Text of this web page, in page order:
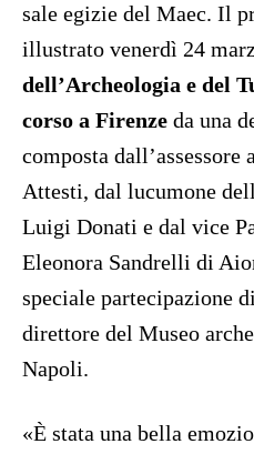
sale egizie del Maec. Il
illustrato venerdì 24
dell’Archeologia e del
corso a Firenze da una
composta
Attesti, dal lucumone
Luigi Donati e dal vice
Eleonora Sandrelli di
speciale partecipazione
direttore del Museo
Napoli.
«È stata una bella